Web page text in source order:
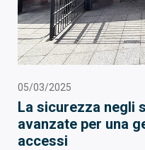
05/03/2025
La sicurezza negli
avanzate per una
accessi